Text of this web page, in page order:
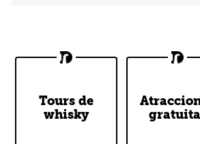
Tours de
whisky
Dublin's Top
Whiskey
Dublin's
Free